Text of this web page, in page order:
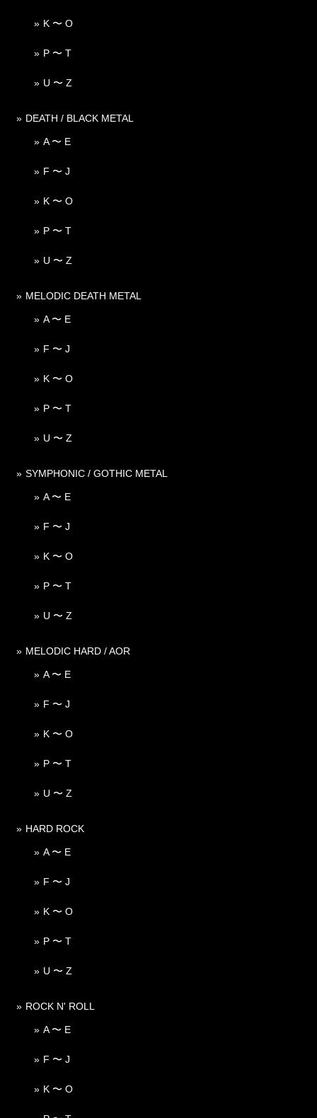
K 〜 O
P 〜 T
U 〜 Z
DEATH / BLACK METAL
A 〜 E
F 〜 J
K 〜 O
P 〜 T
U 〜 Z
MELODIC DEATH METAL
A 〜 E
F 〜 J
K 〜 O
P 〜 T
U 〜 Z
SYMPHONIC / GOTHIC METAL
A 〜 E
F 〜 J
K 〜 O
P 〜 T
U 〜 Z
MELODIC HARD / AOR
A 〜 E
F 〜 J
K 〜 O
P 〜 T
U 〜 Z
HARD ROCK
A 〜 E
F 〜 J
K 〜 O
P 〜 T
U 〜 Z
ROCK N' ROLL
A 〜 E
F 〜 J
K 〜 O